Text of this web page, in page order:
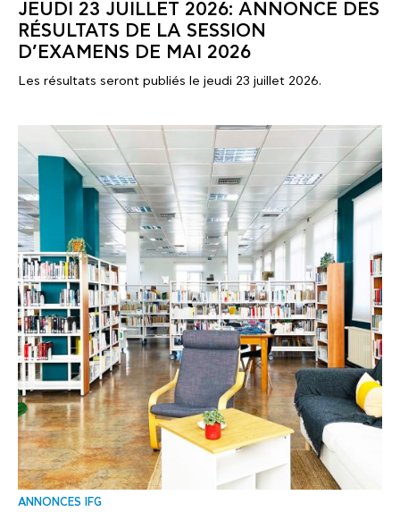
JEUDI 23 JUILLET 2026: ANNONCE DES
RÉSULTATS DE LA SESSION
D’EXAMENS DE MAI 2026
Les résultats seront publiés le jeudi 23 juillet 2026.
ANNONCES IFG